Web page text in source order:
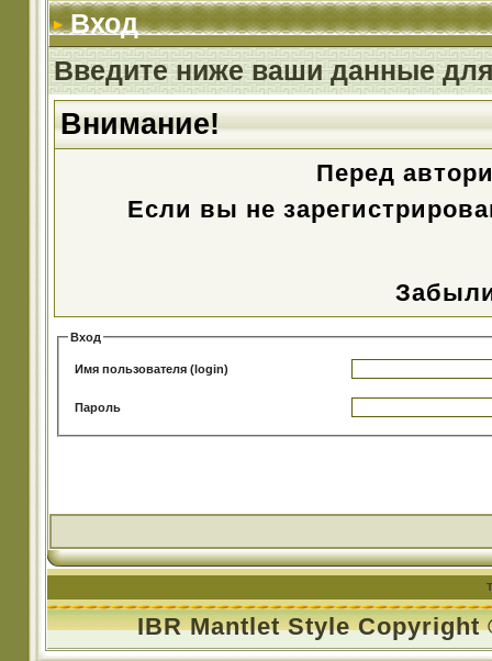
Вход
Введите ниже ваши данные
Внимание!
Перед
Если вы не
Вход
Имя пользователя (login)
Пароль
IBR Mantlet Style Copyright